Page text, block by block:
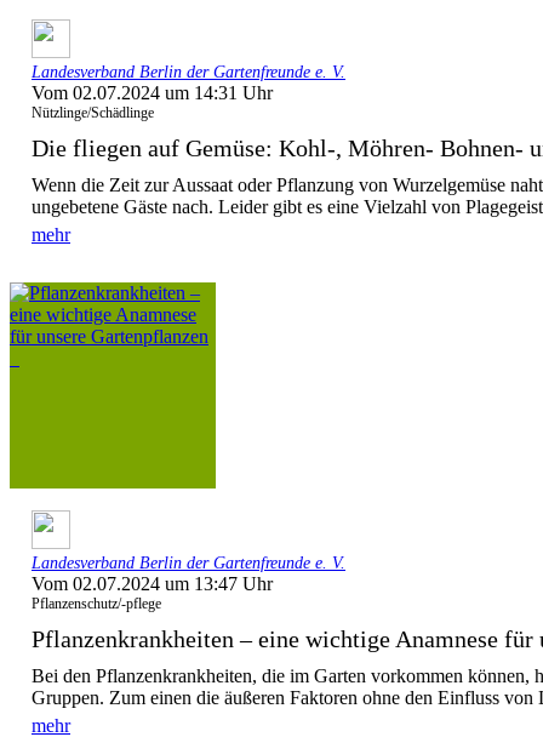
Landesverband Berlin der Gartenfreunde e. V.
Vom 02.07.2024 um 14:31 Uhr
Nützlinge/Schädlinge
Die fliegen auf Gemüse: Kohl-, Möhren- Bohnen-
Wenn die Zeit zur Aussaat oder Pflanzung von Wurzelgemüse
ungebetene Gäste nach. Leider gibt es eine Vielzahl von
mehr
Landesverband Berlin der Gartenfreunde e. V.
Vom 02.07.2024 um 13:47 Uhr
Pflanzenschutz/-pflege
Pflanzenkrankheiten – eine wichtige Anamnese für
Bei den Pflanzenkrankheiten, die im Garten vorkommen können,
Gruppen. Zum einen die äußeren Faktoren ohne den Einfluss von
mehr